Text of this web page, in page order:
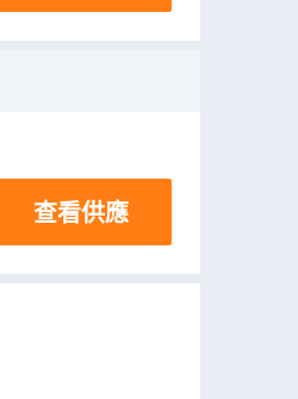
查看供應